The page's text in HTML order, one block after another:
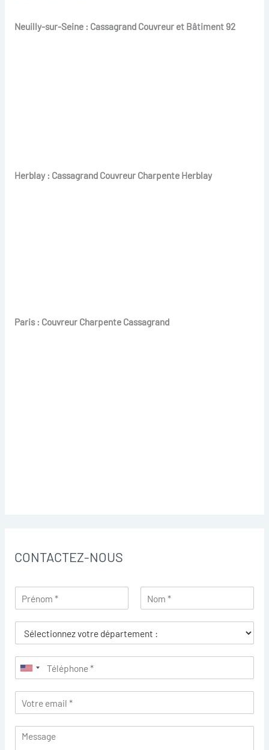
Neuilly-sur-Seine : Cassagrand Couvreur et Bâtiment 92
Herblay : Cassagrand Couvreur Charpente Herblay
Paris : Couvreur Charpente Cassagrand
CONTACTEZ-NOUS